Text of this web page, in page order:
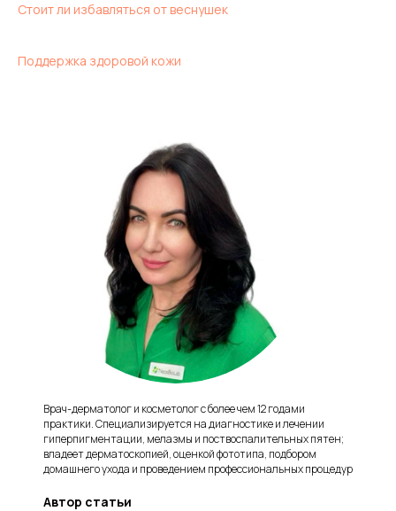
Стоит ли избавляться от веснушек
Поддержка здоровой кожи
Врач-дерматолог и косметолог с более чем 12 годами
практики. Специализируется на диагностике и лечении
гиперпигментации, мелазмы и поствоспалительных пятен;
владеет дерматоскопией, оценкой фототипа, подбором
домашнего ухода и проведением профессиональных процедур
Автор статьи